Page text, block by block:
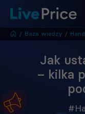
/ Baza wiedzy /
Jak
– kilka